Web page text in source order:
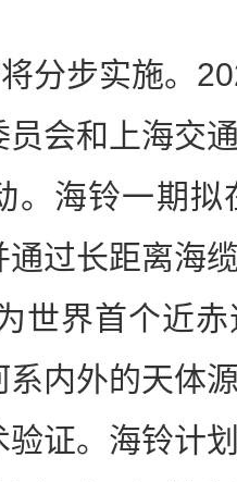
步实施。
员会和上海交
。海铃一期
过长距离海
世界首个近
内外的天体
验证。海铃计